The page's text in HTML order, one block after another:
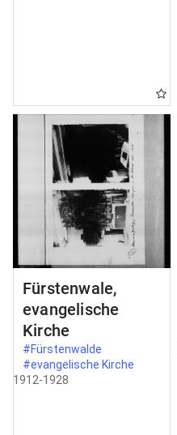
Fürstenwale,
evangelische
Kirche
#Fürstenwalde
#evangelische Kirche
1912-1928